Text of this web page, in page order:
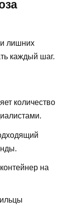
лишних
каждый шаг.
количество
на